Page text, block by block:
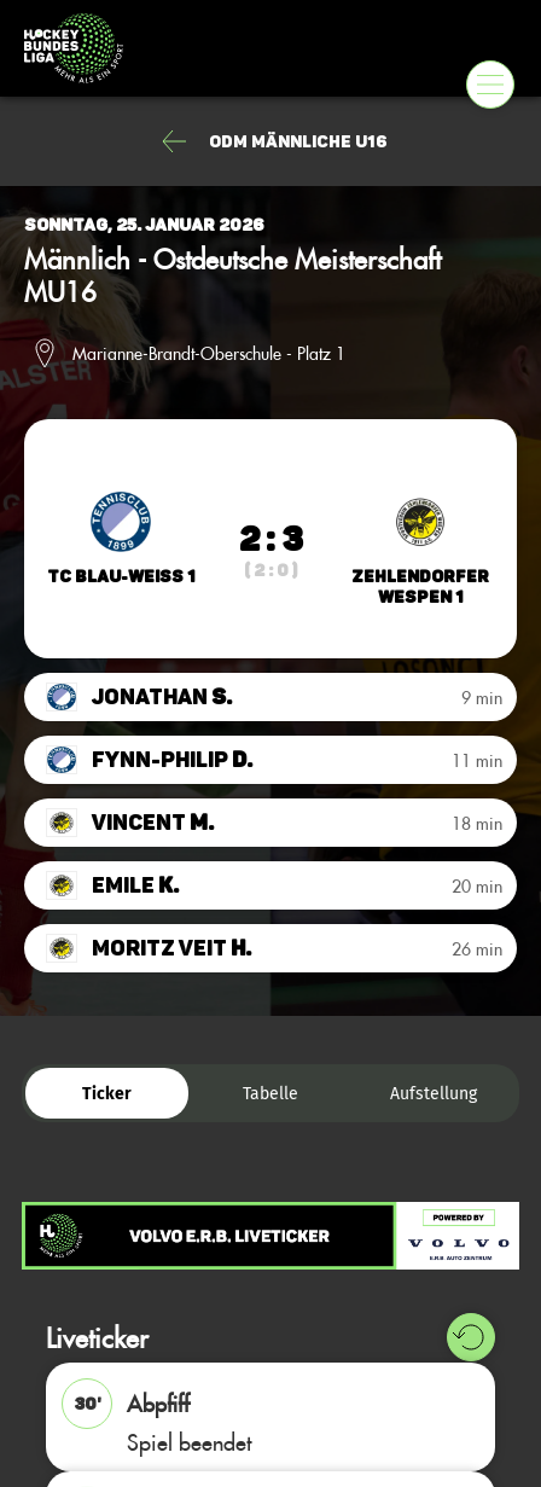
ODM Männliche U16
Sonntag, 25. Januar 2026
Männlich - Ostdeutsche Meisterschaft
MU16
Marianne-Brandt-Oberschule - Platz 1
TC Blau-Weiss 1
2 : 3
( 2 : 0 )
Zehlendorfer
Wespen 1
JonathanS. 9 min
Fynn-PhilipD. 11 min
Vincent M. 18 min
Emile K. 20 min
Moritz Veit H. 26 min
Ticker Tabelle Aufstellung
Liveticker
30'
Abpfiff
Spiel beendet